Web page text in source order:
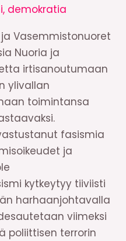
, demokratia
Vasemmistonuoret
Nuoria ja
irtisanoutumaan
ylivallan
toimintansa
fasismia
ja
kytkeytyy tiiviisti
harhaanjohtavalla
viimeksi
poliittisen terrorin